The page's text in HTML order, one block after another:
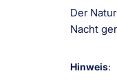
Der
Nacht
Hinweis: